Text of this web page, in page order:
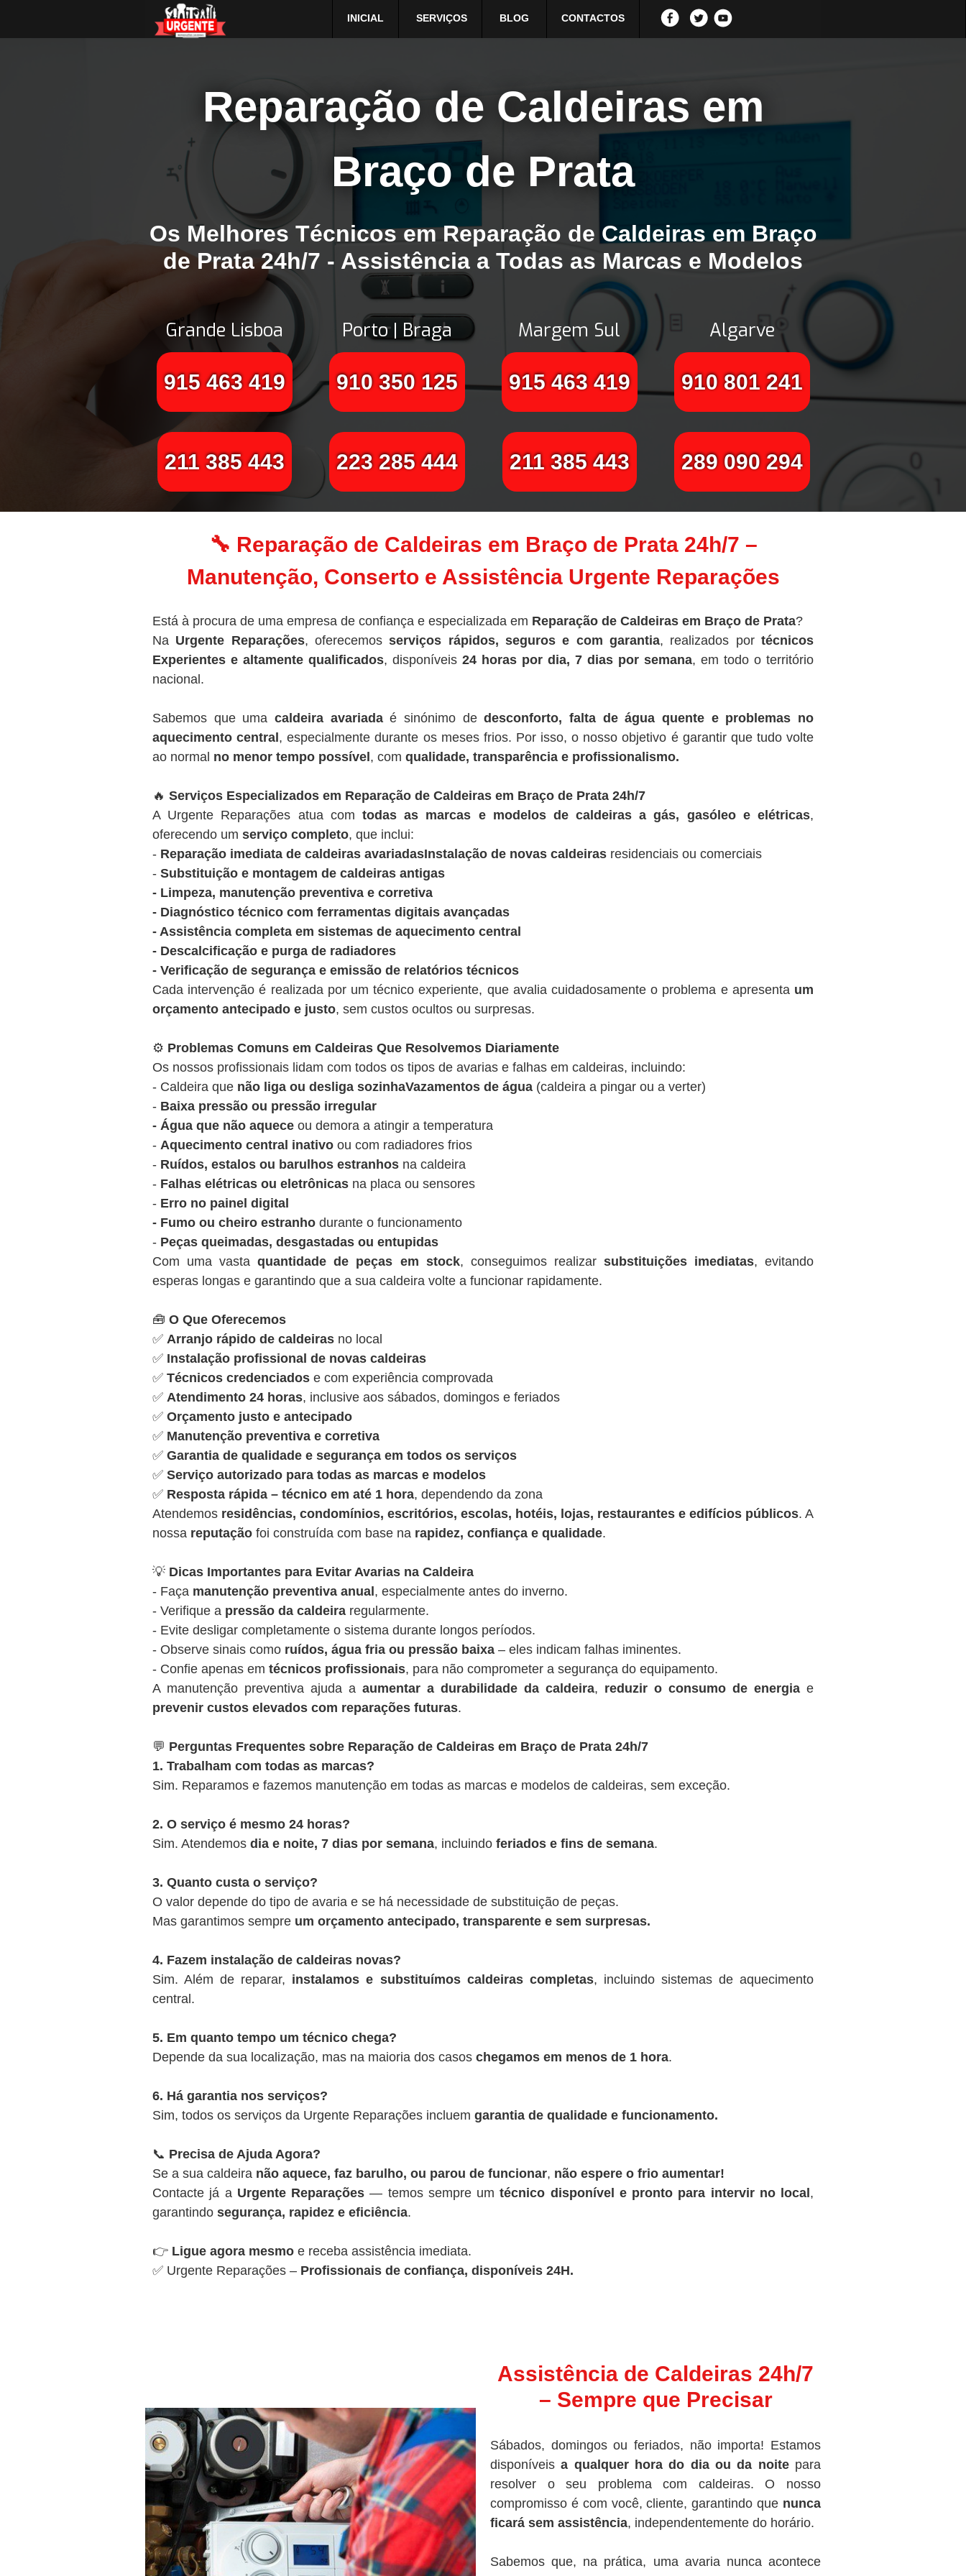
INICIAL SERVIÇOS BLOG CONTACTOS
Reparação de Caldeiras em
Braço de Prata
Os Melhores Técnicos em Reparação de Caldeiras em Braço
de Prata 24h/7 - Assistência a Todas as Marcas e Modelos
Grande Lisboa
915 463 419
211 385 443
Porto | Braga
910 350 125
223 285 444
Margem Sul
915 463 419
211 385 443
Algarve
910 801 241
289 090 294
🔧 Reparação de Caldeiras em Braço de Prata 24h/7 –
Manutenção, Conserto e Assistência Urgente Reparações
Está à procura de uma empresa de confiança e especializada em Reparação de Caldeiras em Braço de Prata?
Na Urgente Reparações, oferecemosserviços rápidos, seguros e com garantia, realizados portécnicos
Experientes e altamente qualificados, disponíveis 24 horas por dia, 7 dias por semana, em todo o território
nacional.
Sabemos que uma caldeira avariadaé sinónimo dedesconforto, falta de água quente e problemas no
aquecimento central , especialmente durante os meses frios. Por isso, o nosso objetivo é garantir que tudo volte
ao normal no menor tempo possível , com qualidade, transparência e profissionalismo.
🔥 Serviços Especializados em Reparação de Caldeiras em Braço de Prata 24h/7
A Urgente Reparações atua com todas as marcas e modelos de caldeiras a gás, gasóleo e elétricas,
oferecendo um serviço completo, que inclui:
- Reparação imediata de caldeiras avariadasInstalação de novas caldeiras residenciais ou comerciais
- Substituição e montagem de caldeiras antigas
- Limpeza, manutenção preventiva e corretiva
- Diagnóstico técnico com ferramentas digitais avançadas
- Assistência completa em sistemas de aquecimento central
- Descalcificação e purga de radiadores
- Verificação de segurança e emissão de relatórios técnicos
Cada intervenção é realizada por um técnico experiente, que avalia cuidadosamente o problema e apresenta um
orçamento antecipado e justo, sem custos ocultos ou surpresas.
⚙️ Problemas Comuns em Caldeiras Que Resolvemos Diariamente
Os nossos profissionais lidam com todos os tipos de avarias e falhas em caldeiras, incluindo:
- Caldeira que não liga ou desliga sozinhaVazamentos de água (caldeira a pingar ou a verter)
- Baixa pressão ou pressão irregular
- Água que não aquece ou demora a atingir a temperatura
- Aquecimento central inativo ou com radiadores frios
- Ruídos, estalos ou barulhos estranhos na caldeira
- Falhas elétricas ou eletrônicas na placa ou sensores
- Erro no painel digital
- Fumo ou cheiro estranho durante o funcionamento
- Peças queimadas, desgastadas ou entupidas
Com uma vastaquantidade de peças em stock, conseguimos realizar substituições imediatas, evitando
esperas longas e garantindo que a sua caldeira volte a funcionar rapidamente.
🧰 O Que Oferecemos
✅ Arranjo rápido de caldeiras no local
✅ Instalação profissional de novas caldeiras
✅ Técnicos credenciados e com experiência comprovada
✅ Atendimento 24 horas, inclusive aos sábados, domingos e feriados
✅ Orçamento justo e antecipado
✅ Manutenção preventiva e corretiva
✅ Garantia de qualidade e segurança em todos os serviços
✅ Serviço autorizado para todas as marcas e modelos
✅ Resposta rápida – técnico em até 1 hora, dependendo da zona
Atendemos residências, condomínios, escritórios, escolas, hotéis, lojas, restaurantes e edifícios públicos. A
nossa reputação foi construída com base na rapidez, confiança e qualidade.
💡 Dicas Importantes para Evitar Avarias na Caldeira
- Faça manutenção preventiva anual , especialmente antes do inverno.
- Verifique a pressão da caldeira regularmente.
- Evite desligar completamente o sistema durante longos períodos.
- Observe sinais como ruídos, água fria ou pressão baixa – eles indicam falhas iminentes.
- Confie apenas em técnicos profissionais, para não comprometer a segurança do equipamento.
A manutenção preventiva ajuda a aumentar a durabilidade da caldeira, reduzir o consumo de energia e
prevenir custos elevados com reparações futuras.
💬 Perguntas Frequentes sobre Reparação de Caldeiras em Braço de Prata 24h/7
1. Trabalham com todas as marcas?
Sim. Reparamos e fazemos manutenção em todas as marcas e modelos de caldeiras, sem exceção.
2. O serviço é mesmo 24 horas?
Sim. Atendemos dia e noite, 7 dias por semana, incluindo feriados e fins de semana.
3. Quanto custa o serviço?
O valor depende do tipo de avaria e se há necessidade de substituição de peças.
Mas garantimos sempre um orçamento antecipado, transparente e sem surpresas.
4. Fazem instalação de caldeiras novas?
Sim. Além de reparar, instalamos e substituímos caldeiras completas, incluindo sistemas de aquecimento
central.
5. Em quanto tempo um técnico chega?
Depende da sua localização, mas na maioria dos casos chegamos em menos de 1 hora.
6. Há garantia nos serviços?
Sim, todos os serviços da Urgente Reparações incluem garantia de qualidade e funcionamento.
📞 Precisa de Ajuda Agora?
Se a sua caldeira não aquece, faz barulho, ou parou de funcionar, não espere o frio aumentar!
Contacte já a Urgente Reparações — temos sempre umtécnico disponível e pronto para intervir no local ,
garantindo segurança, rapidez e eficiência.
👉 Ligue agora mesmo e receba assistência imediata.
✅ Urgente Reparações – Profissionais de confiança, disponíveis 24H.
Assistência de Caldeiras 24h/7
– Sempre que Precisar
Sábados, domingos ou feriados, não importa! Estamos
disponíveisa qualquer hora do dia ou da noitepara
resolver o seu problema com caldeiras. O nosso
compromisso é com você, cliente, garantindo que nunca
ficará sem assistência, independentemente do horário.
Sabemos que, na prática, uma avaria nunca acontece